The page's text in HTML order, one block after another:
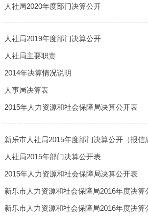
人社局2020年度部门决算公开
人社局2019年度部门决算公开
人社局主要职责
2014年决算情况说明
人事局决算表
2015年人力资源和社会保障局决算公开表
新乐市人社局2015年度部门决算公开（报信
人社局2015年部门决算公开表
2015年人力资源和社会保障局决算公开表
新乐市人力资源和社会保障局2016年度决算
新乐市人力资源和社会保障局2016年度决算